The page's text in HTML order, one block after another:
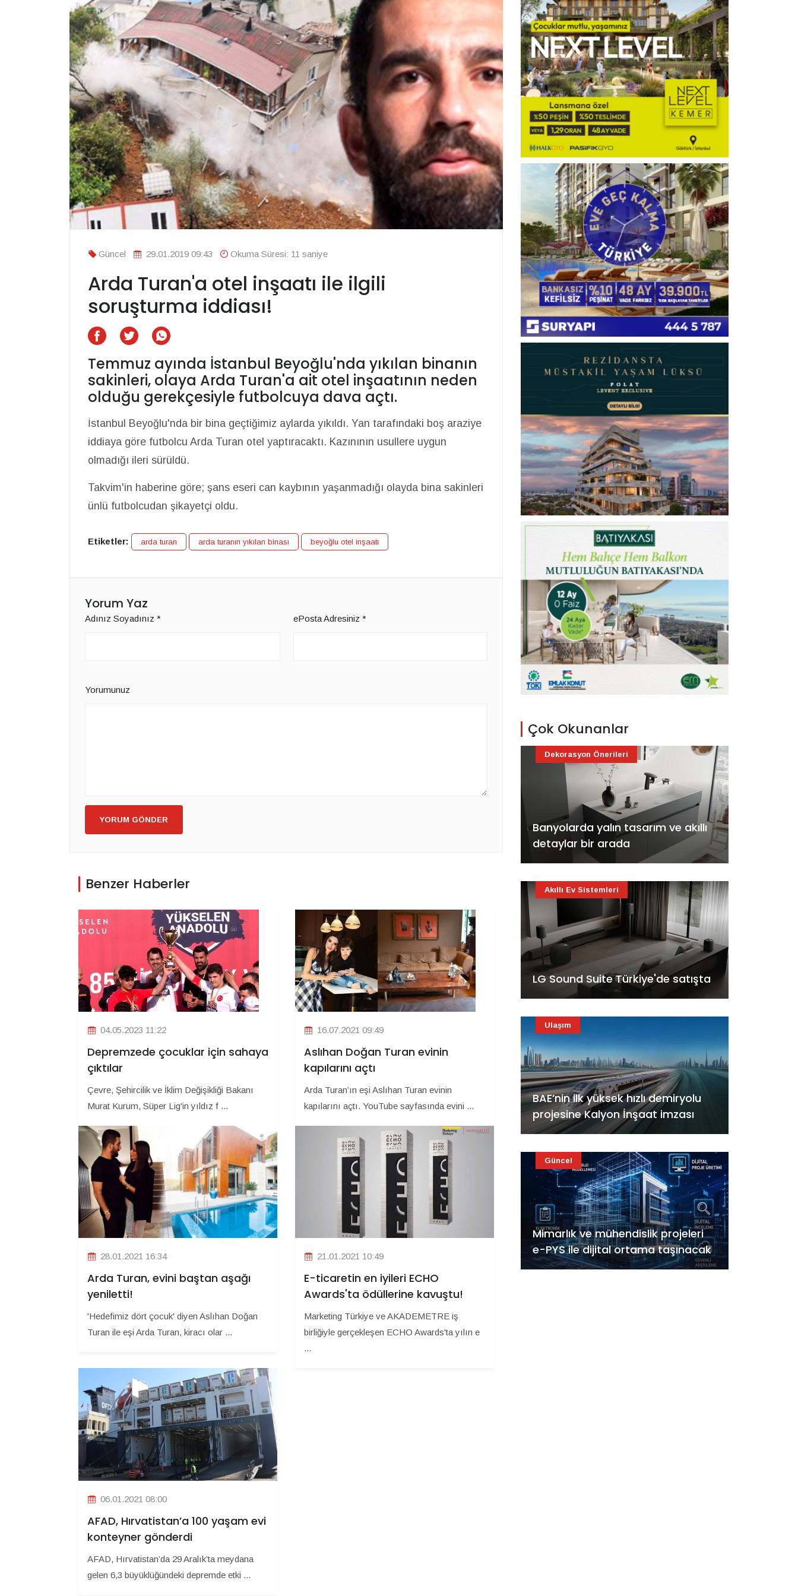
Güncel 29.01.2019 09:43 Okuma Süresi: 11 saniye
Arda Turan'a otel inşaatı ile ilgili
soruşturma iddiası!
Temmuz ayında İstanbul Beyoğlu'nda yıkılan binanın
sakinleri, olaya Arda Turan'a ait otel inşaatının neden
olduğu gerekçesiyle futbolcuya dava açtı.
İstanbul Beyoğlu'nda bir bina geçtiğimiz aylarda yıkıldı. Yan tarafındaki boş araziye
iddiaya göre futbolcu Arda Turan otel yaptıracaktı. Kazınının usullere uygun
olmadığı ileri sürüldü.
Takvim'in haberine göre; şans eseri can kaybının yaşanmadığı olayda bina sakinleri
ünlü futbolcudan şikayetçi oldu.
Etiketler: arda turan arda turanın yıkılan binası beyoğlu otel inşaatı
Yorum Yaz
Adınız Soyadınız * ePosta Adresiniz *
Yorumunuz
YORUM GÖNDER
Benzer Haberler
04.05.2023 11:22
Depremzede çocuklar için sahaya
çıktılar
Çevre, Şehircilik ve İklim Değişikliği Bakanı
Murat Kurum, Süper Lig'in yıldız f ...
16.07.2021 09:49
Aslıhan Doğan Turan evinin
kapılarını açtı
Arda Turan’ın eşi Aslıhan Turan evinin
kapılarını açtı. YouTube sayfasında evini ...
28.01.2021 16:34
Arda Turan, evini baştan aşağı
yeniletti!
'Hedefimiz dört çocuk' diyen Aslıhan Doğan
Turan ile eşi Arda Turan, kiracı olar ...
21.01.2021 10:49
E-ticaretin en iyileri ECHO
Awards'ta ödüllerine kavuştu!
Marketing Türkiye ve AKADEMETRE iş
birliğiyle gerçekleşen ECHO Awards'ta yılın e
...
06.01.2021 08:00
AFAD, Hırvatistan’a 100 yaşam evi
konteyner gönderdi
AFAD, Hırvatistan’da 29 Aralık’ta meydana
gelen 6,3 büyüklüğündeki depremde etki ...
Çok Okunanlar
Banyolarda yalın tasarım ve akıllı
detaylar bir arada
Dekorasyon Önerileri
LG Sound Suite Türkiye'de satışta
Akıllı Ev Sistemleri
BAE’nin ilk yüksek hızlı demiryolu
projesine Kalyon İnşaat imzası
Ulaşım
Mimarlık ve mühendislik projeleri
e-PYS ile dijital ortama taşınacak
Güncel